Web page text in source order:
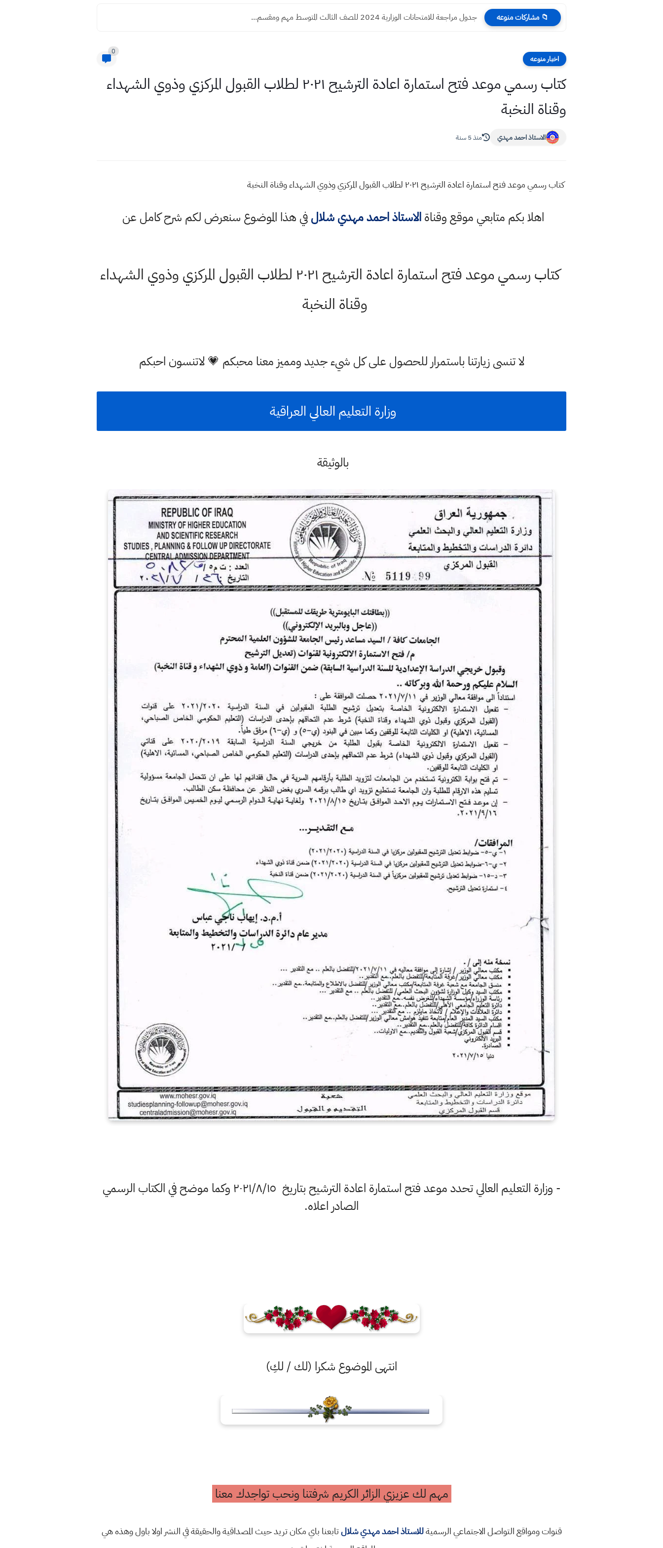
📁 مشاركات منوعه جدول مراجعة للامتحانات الوزارية 2024 للصف الثالث المتوسط مهم ومقسم...
اخبار منوعه
0
كتاب رسمي موعد فتح استمارة اعادة الترشيح ٢٠٢١ لطلاب القبول المركزي وذوي الشهداء
وقناة النخبة
الاستاذ احمد مهدي منذ 5 سنة
كتاب رسمي موعد فتح استمارة اعادة الترشيح ٢٠٢١ لطلاب القبول المركزي وذوي الشهداء وقناة النخبة
اهلا بكم متابعي موقع وقناةالاستاذ احمد مهدي شلالفي هذا الموضوع سنعرض لكم شرح كامل عن
كتاب رسمي موعد فتح استمارة اعادة الترشيح ٢٠٢١ لطلاب القبول المركزي وذوي الشهداء
وقناة النخبة
لا تنسى زيارتنا باستمرار للحصول على كل شيء جديد ومميز معنا محبكم 💗 لاتنسون احبكم
وزارة التعليم العالي العراقية
بالوثيقة
- وزارة التعليم العالي تحدد موعد فتح استمارة اعادة الترشيح بتاريخ ٢٠٢١/٨/١٥ وكما موضح في الكتاب الرسمي
الصادر اعلاه.
انتهى الموضوع شكرا (لك / لكِ)
مهم لك عزيزي الزائر الكريم شرفتنا ونحب تواجدك معنا
قنوات ومواقع التواصل الاجتماعي الرسميةللاستاذ احمد مهدي شلالتابعنا باي مكان تريد حيث المصداقية والحقيقة في النشر اولا باول وهذه هي